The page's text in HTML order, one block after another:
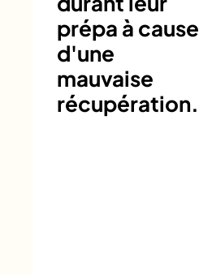
prépa à cause
d'une
mauvaise
récupération.